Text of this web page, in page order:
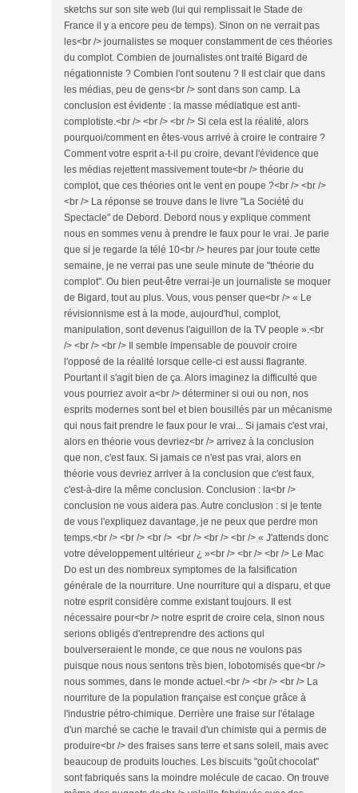
sketchs sur son site web (lui qui remplissait le Stade de
France il y a encore peu de temps). Sinon on ne verrait pas
les<br /> journalistes se moquer constamment de ces théories
du complot. Combien de journalistes ont traité Bigard de
négationniste ? Combien l'ont soutenu ? Il est clair que dans
les médias, peu de gens<br /> sont dans son camp. La
conclusion est évidente : la masse médiatique est anti-
complotiste.<br /> <br /> <br /> Si cela est la réalité, alors
pourquoi/comment en êtes-vous arrivé à croire le contraire ?
Comment votre esprit a-t-il pu croire, devant l'évidence que
les médias rejettent massivement toute<br /> théorie du
complot, que ces théories ont le vent en poupe ?<br /> <br />
<br /> La réponse se trouve dans le livre "La Société du
Spectacle" de Debord. Debord nous y explique comment
nous en sommes venu à prendre le faux pour le vrai. Je parie
que si je regarde la télé 10<br /> heures par jour toute cette
semaine, je ne verrai pas une seule minute de "théorie du
complot". Ou bien peut-être verrai-je un journaliste se moquer
de Bigard, tout au plus. Vous, vous penser que<br /> « Le
révisionnisme est à la mode, aujourd'hui, complot,
manipulation, sont devenus l'aiguillon de la TV people ».<br
/> <br /> <br /> Il semble impensable de pouvoir croire
l'opposé de la réalité lorsque celle-ci est aussi flagrante.
Pourtant il s'agit bien de ça. Alors imaginez la difficulté que
vous pourriez avoir a<br /> déterminer si oui ou non, nos
esprits modernes sont bel et bien bousillés par un mécanisme
qui nous fait prendre le faux pour le vrai... Si jamais c'est vrai,
alors en théorie vous devriez<br /> arrivez à la conclusion
que non, c'est faux. Si jamais ce n'est pas vrai, alors en
théorie vous devriez arriver à la conclusion que c'est faux,
c'est-à-dire la même conclusion. Conclusion : la<br />
conclusion ne vous aidera pas. Autre conclusion : si je tente
de vous l'expliquez davantage, je ne peux que perdre mon
temps.<br /> <br /> <br /> <br /> <br /> <br /> « J'attends donc
votre développement ultérieur ¿ »<br /> <br /> <br /> Le Mac
Do est un des nombreux symptomes de la falsification
générale de la nourriture. Une nourriture qui a disparu, et que
notre esprit considère comme existant toujours. Il est
nécessaire pour<br /> notre esprit de croire cela, sinon nous
serions obligés d'entreprendre des actions qui
boulverseraient le monde, ce que nous ne voulons pas
puisque nous nous sentons très bien, lobotomisés que<br />
nous sommes, dans le monde actuel.<br /> <br /> <br /> La
nourriture de la population française est conçue grâce à
l'industrie pétro-chimique. Derrière une fraise sur l'étalage
d'un marché se cache le travail d'un chimiste qui a permis de
produire<br /> des fraises sans terre et sans soleil, mais avec
beaucoup de produits louches. Les biscuits "goût chocolat"
sont fabriqués sans la moindre molécule de cacao. On trouve